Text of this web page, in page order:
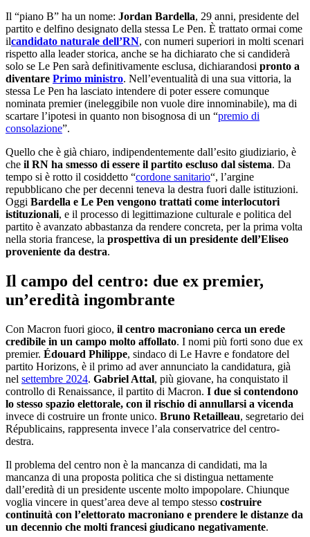
Il “piano B” ha un nome: Jordan Bardella, 29 anni, presidente del
partito e delfino designato della stessa Le Pen. È trattato ormai come
ilcandidato naturale dell’RN, con numeri superiori in molti scenari
rispetto alla leader storica, anche se ha dichiarato che si candiderà
solo se Le Pen sarà definitivamente esclusa, dichiarandosi pronto a
diventare Primo ministro. Nell’eventualità di una sua vittoria, la
stessa Le Pen ha lasciato intendere di poter essere comunque
nominata premier (ineleggibile non vuole dire innominabile), ma di
scartare l’ipotesi in quanto non bisognosa di un “premio di
consolazione”.
Quello che è già chiaro, indipendentemente dall’esito giudiziario, è
che il RN ha smesso di essere il partito escluso dal sistema. Da
tempo si è rotto il cosiddetto “cordone sanitario“, l’argine
repubblicano che per decenni teneva la destra fuori dalle istituzioni.
Oggi Bardella e Le Pen vengono trattati come interlocutori
istituzionali, e il processo di legittimazione culturale e politica del
partito è avanzato abbastanza da rendere concreta, per la prima volta
nella storia francese, la prospettiva di un presidente dell’Eliseo
proveniente da destra.
Il campo del centro: due ex premier,
un’eredità ingombrante
Con Macron fuori gioco, il centro macroniano cerca un erede
credibile in un campo molto affollato. I nomi più forti sono due ex
premier. Édouard Philippe, sindaco di Le Havre e fondatore del
partito Horizons, è il primo ad aver annunciato la candidatura, già
nel settembre 2024. Gabriel Attal, più giovane, ha conquistato il
controllo di Renaissance, il partito di Macron. I due si contendono
lo stesso spazio elettorale, con il rischio di annullarsi a vicenda
invece di costruire un fronte unico. Bruno Retailleau, segretario dei
Républicains, rappresenta invece l’ala conservatrice del centro-
destra.
Il problema del centro non è la mancanza di candidati, ma la
mancanza di una proposta politica che si distingua nettamente
dall’eredità di un presidente uscente molto impopolare. Chiunque
voglia vincere in quest’area deve al tempo stesso costruire
continuità con l’elettorato macroniano e prendere le distanze da
un decennio che molti francesi giudicano negativamente.